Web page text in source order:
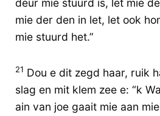
deur mie stuurd is, let mie
mie der den in let, let ook
mie stuurd het.”
21 Dou e dit zegd haar, ruik
slag en mit klem zee e: “k
ain van joe gaait mie aan